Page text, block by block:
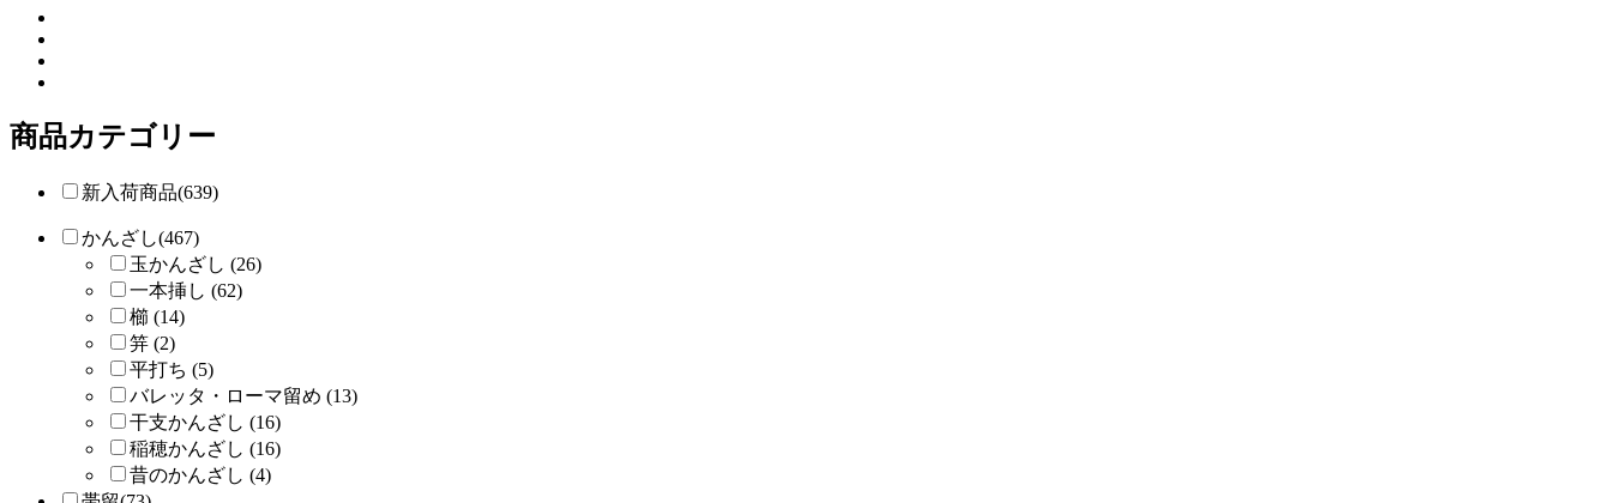
商品カテゴリー
新入荷商品(639)
かんざし(467)
玉かんざし (26)
一本挿し (62)
櫛 (14)
笄 (2)
平打ち (5)
バレッタ・ローマ留め (13)
干支かんざし (16)
稲穂かんざし (16)
昔のかんざし (4)